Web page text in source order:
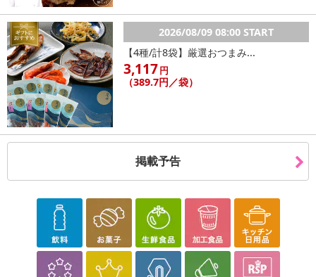
休業日
その他共通および商品カテゴリー別注意事項（※必ずご確認くだ
さい）
こちらの情報は2026年08月04日時点での情報となります。
2026/08/09 08:00 START
【4種/計8袋】厳選おつまみ...
3,117円
（389.7円／袋）
掲載予告